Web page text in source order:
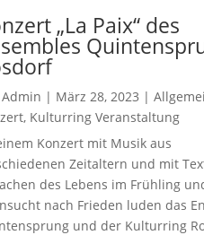
„La Paix“ des
Admin | März 28, 2023 |
, Kulturring Veranstaltung
Konzert mit Musik aus
Zeitaltern und mit
des Lebens im Frühling
nach Frieden luden das
und der Kulturring